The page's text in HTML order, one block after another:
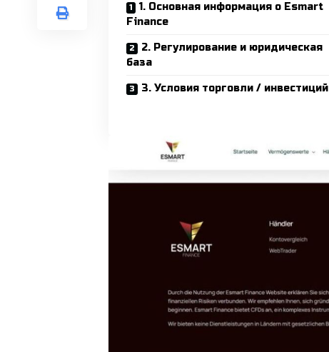
1. Основная информация о Esmart
Finance
2. Регулирование и юридическая
база
3. Условия торговли / инвестиций